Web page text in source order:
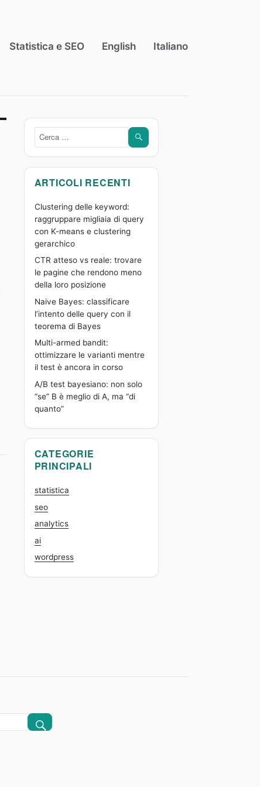
Statistica e SEO English Italiano
Cerca: CERCA
ARTICOLI RECENTI
Clustering delle keyword:
raggruppare migliaia di query
con K-means e clustering
gerarchico
CTR atteso vs reale: trovare
le pagine che rendono meno
della loro posizione
Naive Bayes: classificare
l’intento delle query con il
teorema di Bayes
Multi-armed bandit:
ottimizzare le varianti mentre
il test è ancora in corso
A/B test bayesiano: non solo
“se” B è meglio di A, ma “di
quanto”
CATEGORIE
PRINCIPALI
statistica
seo
analytics
ai
wordpress
CERCA